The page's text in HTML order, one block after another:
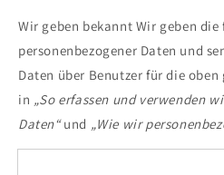
Wir geben bekannt Wir geben
personenbezogener Daten und
Daten über Benutzer für die
in „So erfassen und verwenden
Daten“und „Wie wir